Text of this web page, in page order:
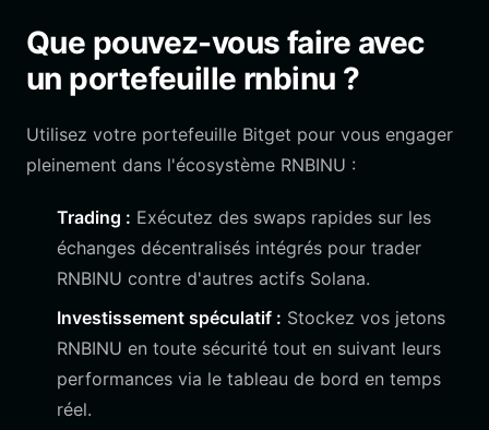
Que pouvez-vous faire avec
un portefeuille rnbinu ?
Utilisez votre portefeuille Bitget pour vous engager
pleinement dans l'écosystème RNBINU :
Trading : Exécutez des swaps rapides sur les
échanges décentralisés intégrés pour trader
RNBINU contre d'autres actifs Solana.
Investissement spéculatif : Stockez vos jetons
RNBINU en toute sécurité tout en suivant leurs
performances via le tableau de bord en temps
réel.